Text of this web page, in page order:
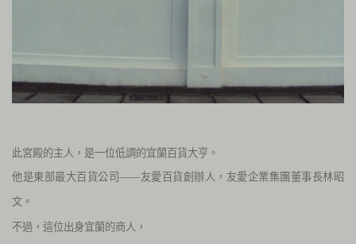
此宮殿的主人，是一位低調的宜蘭百貨大亨。
他是東部最大百貨公司——友愛百貨創辦人，友愛企業集團董事長林昭
文。
不過，這位出身宜蘭的商人，